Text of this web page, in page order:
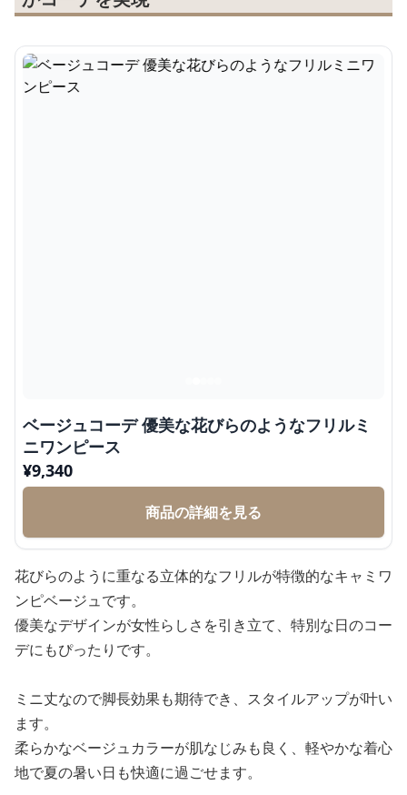
ベージュコーデ 優美な花びらのようなフリルミ
ニワンピース
¥9,340
商品の詳細を見る
花びらのように重なる立体的なフリルが特徴的なキャミワ
ンピベージュです。
優美なデザインが女性らしさを引き立て、特別な日のコー
デにもぴったりです。
ミニ丈なので脚長効果も期待でき、スタイルアップが叶い
ます。
柔らかなベージュカラーが肌なじみも良く、軽やかな着心
地で夏の暑い日も快適に過ごせます。